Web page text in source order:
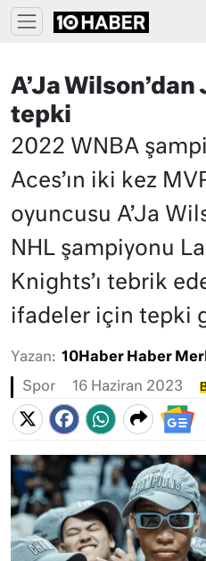
A’Ja Wilson’dan
tepki
2022 WNBA
Aces’ın iki kez
oyuncusu A’Ja
NHL şampiyonu
Knights’ı tebrik
ifadeler için tepki
Yazan: 10Haber Haber
Spor 16 Haziran 2023